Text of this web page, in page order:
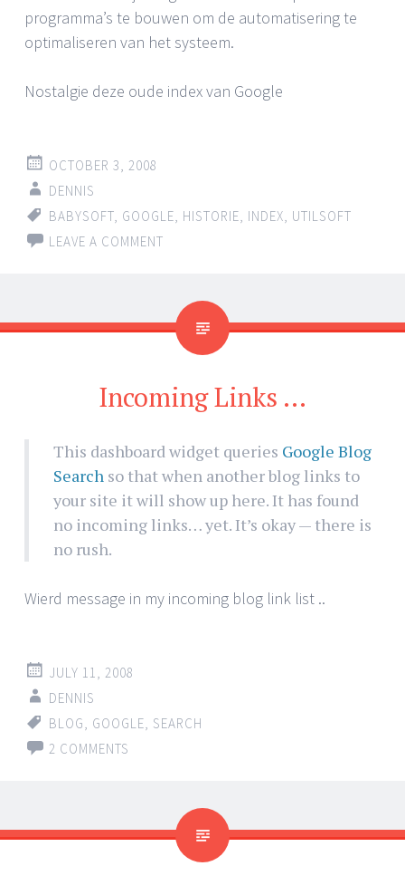
programma’s te bouwen om de automatisering te
optimaliseren van het systeem.
Nostalgie deze oude index van Google
OCTOBER 3, 2008
DENNIS
BABYSOFT GOOGLE HISTORIE INDEX UTILSOFT
LEAVE A COMMENT
Incoming Links …
This dashboard widget queries Google Blog
Search so that when another blog links to
your site it will show up here. It has found
no incoming links… yet. It’s okay — there is
no rush.
Wierd message in my incoming blog link list ..
JULY 11, 2008
DENNIS
BLOG
GOOGLE SEARCH
2 COMMENTS